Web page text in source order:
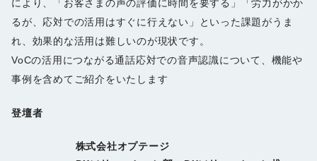
により、「お客さまの声の評価に時間を要する」「労力がかか
るが、応対での活用はすぐに行えない」といった課題がうま
れ、効果的な活用は難しいのが現状です。
VoCの活用につながる通話応対での音声認識について、機能や
事例を含めてご紹介をいたします
登壇者
株式会社オプテージ